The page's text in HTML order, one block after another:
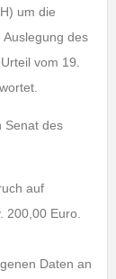
um die
des
vom 19.
Senat des
auf
200,00 Euro.
Daten an